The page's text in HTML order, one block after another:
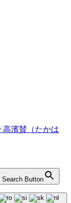
高濱賛（たかは
Search Button